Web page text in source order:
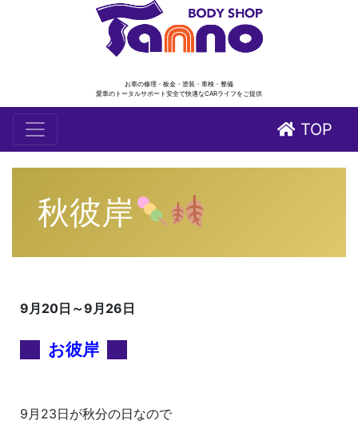
お車の修理・板金・塗装・車検・整備
愛車のトータルサポート安全で快適なCARライフをご提供
TOP
秋彼岸
9月20日～9月26日
お彼岸
9月23日が秋分の日なので